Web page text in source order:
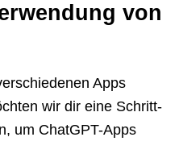
von
Apps
wir dir eine Schritt-
um ChatGPT-Apps